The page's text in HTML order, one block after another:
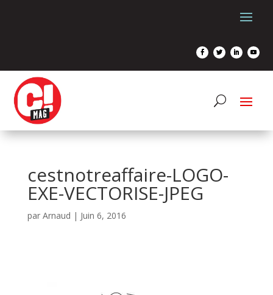
cestnotreaffaire-LOGO-
EXE-VECTORISE-JPEG
par Arnaud | Juin 6, 2016